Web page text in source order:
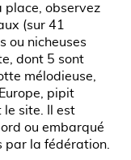
place, observez
(sur 41
ou nicheuses
dont 5 sont
mélodieuse,
pipit
le site. Il est
ou embarqué
par la fédération.